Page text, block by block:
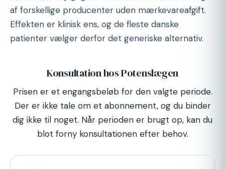
af forskellige producenter uden mærkevareafgift.
Effekten er klinisk ens, og de fleste danske
patienter vælger derfor det generiske alternativ.
Konsultation hos Potenslægen
Prisen er et engangsbeløb for den valgte periode.
Der er ikke tale om et abonnement, og du binder
dig ikke til noget. Når perioden er brugt op, kan du
blot forny konsultationen efter behov.